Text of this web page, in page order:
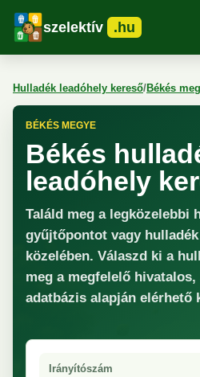
szelektív .hu
Hulladék leadóhely kereső/Békés
BÉKÉS MEGYE
Békés
leadóhely
Találd meg a legközelebbi
gyűjtőpontot vagy
közelében. Válaszd ki a
meg a megfelelő
adatbázis alapján elérhető
Irányítószám